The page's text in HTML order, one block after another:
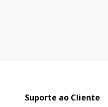
Suporte ao Cliente